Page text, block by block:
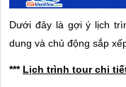
Dưới đây là gợi ý lịch
dung và chủ động sắp
*** Lịch trình tour chi